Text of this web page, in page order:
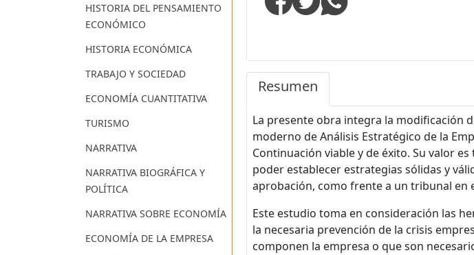
HISTORIA DEL PENSAMIENTO
ECONÓMICO
HISTORIA ECONÓMICA
TRABAJO Y SOCIEDAD
ECONOMÍA CUANTITATIVA
TURISMO
NARRATIVA
NARRATIVA BIOGRÁFICA Y
POLÍTICA
NARRATIVA SOBRE ECONOMÍA
ECONOMÍA DE LA EMPRESA
Resumen
La presente obra integra la modificación
moderno de Análisis Estratégico de la
Continuación viable y de éxito. Su valor
poder establecer estrategias sólidas y
aprobación, como frente a un tribunal en
Este estudio toma en consideración las
la necesaria prevención de la crisis
componen la empresa o que son